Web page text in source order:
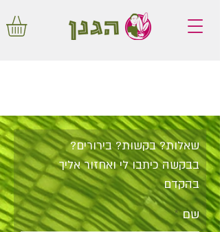
שאלות? בקשות? בירורים?
בבקשה כיתבו לי ואחזור אליך
בהקדם
שם